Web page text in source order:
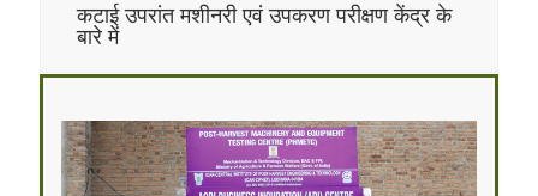
कटाई उपरांत मशीनरी एवं उपकरण परीक्षण केंद्र के
बारे में